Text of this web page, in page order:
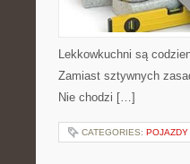
Lekkowkuchni są
Zamiast sztywnych
Nie chodzi […]
CATEGORIES: